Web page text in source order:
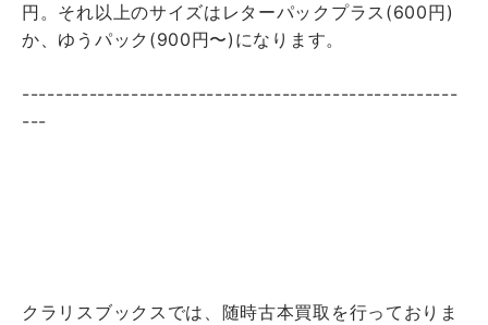
円。それ以上のサイズはレターパックプラス(600円)
か、ゆうパック(900円〜)になります。
----------------------------------------------------
---
クラリスブックスでは、随時古本買取を行っておりま